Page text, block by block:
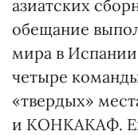
азиатских
обещание
мира в Испании
четыре
«твердых»
и КОНКАКАФ.